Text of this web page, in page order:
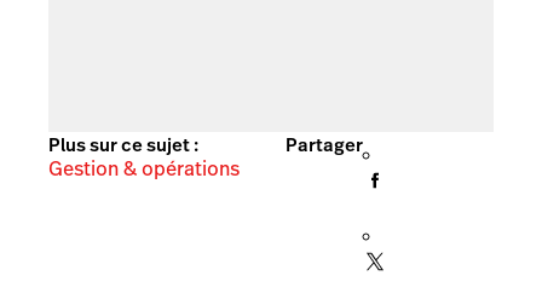
Plus sur ce sujet :
Gestion & opérations
Partager